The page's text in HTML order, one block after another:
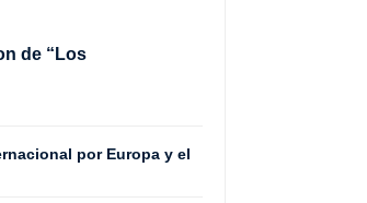
de “Los
por Europa y el